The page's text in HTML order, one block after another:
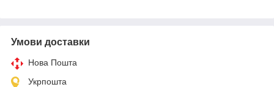
Умови доставки
Нова Пошта
Укрпошта